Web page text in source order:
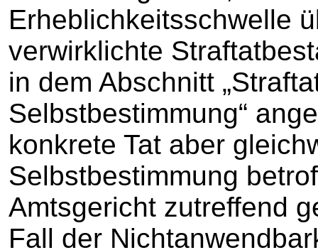
Erheblichkeitsschwelle
verwirklichte
in dem Abschnitt
Selbstbestimmung“
konkrete Tat aber
Selbstbestimmung
Amtsgericht zutreffend
Fall der